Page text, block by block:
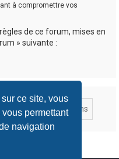
ce site, vous
permettant
navigation
à compromettre vos
de ce forum, mises en
» suivante :